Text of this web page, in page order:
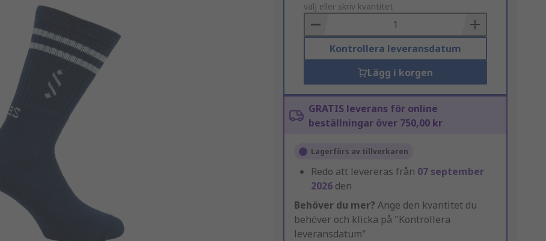
to
Basket
välj eller skriv kvantitet
Kontrollera leveransdatum
Lägg i korgen
GRATIS leverans för online
beställningar över 750,00 kr
Lagerförs av tillverkaren
Redo att levereras från 07 september
2026 den
Behöver du mer? Ange den kvantitet du
behöver och klicka på "Kontrollera
leveransdatum"